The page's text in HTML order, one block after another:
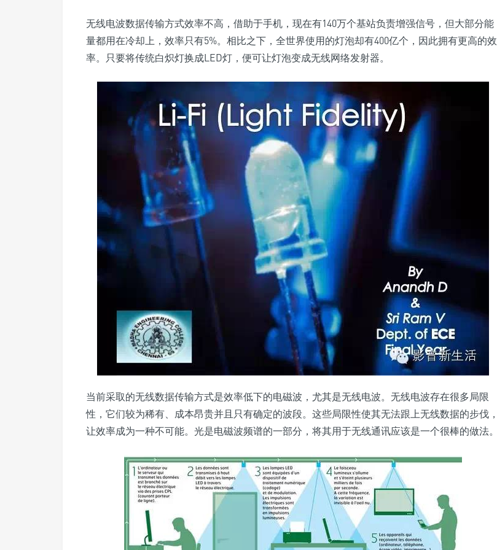
无线电波数据传输方式效率不高，借助于手机，现在有140万个基站负责增强信号，但大部分能
量都用在冷却上，效率只有5%。相比之下，全世界使用的灯泡却有400亿个，因此拥有更高的效
率。只要将传统白炽灯换成LED灯，便可让灯泡变成无线网络发射器。
当前采取的无线数据传输方式是效率低下的电磁波，尤其是无线电波。无线电波存在很多局限
性，它们较为稀有、成本昂贵并且只有确定的波段。这些局限性使其无法跟上无线数据的步伐，
让效率成为一种不可能。光是电磁波频谱的一部分，将其用于无线通讯应该是一个很棒的做法。